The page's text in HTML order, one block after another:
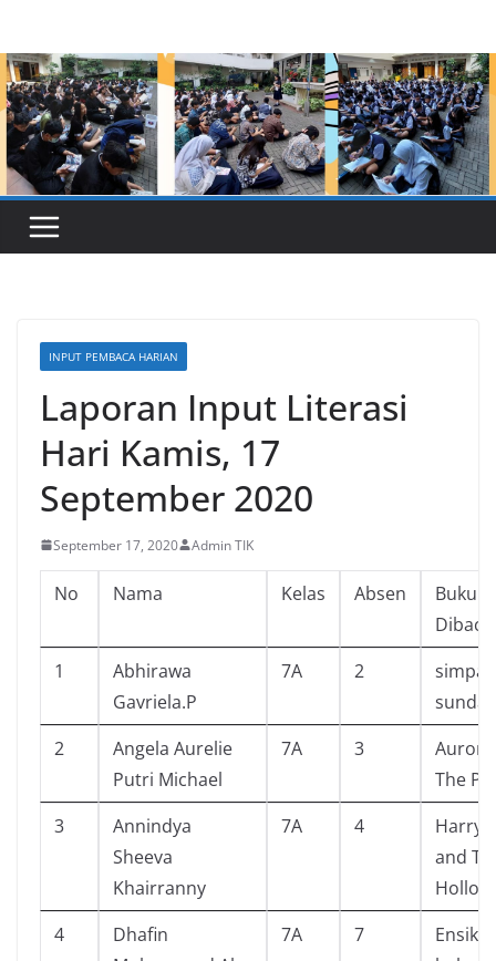
content
INPUT PEMBACA HARIAN
Laporan Input Literasi
Hari Kamis, 17
September 2020
September 17, 2020 Admin TIK
No Nama Kelas Absen
Buku
Dibaca
1
Abhirawa
Gavriela.P
7A 2
sunda
2
Angela Aurelie
Putri Michael
7A 3
Aurora
The
3
Annindya
Sheeva
Khairranny
7A 4
Harry
and
4
Dhafin
7A 7